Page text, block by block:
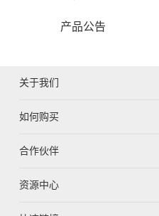
产品公告
关于我们
如何购买
合作伙伴
资源中心